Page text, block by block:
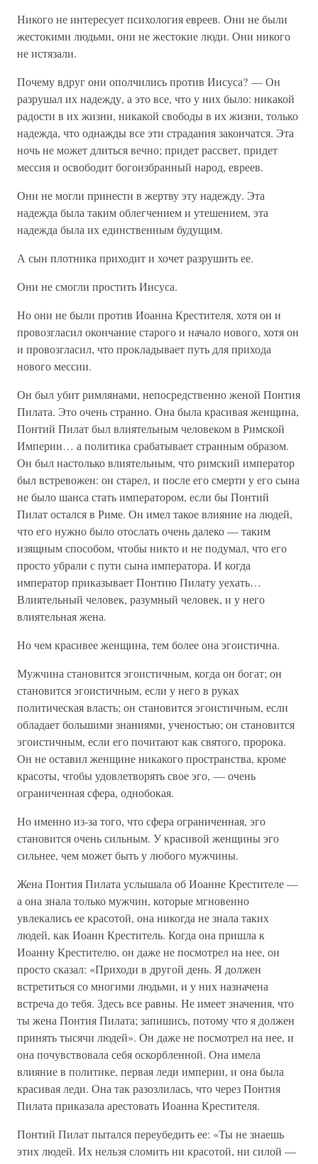
Никого не интересует психология евреев. Они не были
жестокими людьми, они не жестокие люди. Они никого
не истязали.
Почему вдруг они ополчились против Иисуса? — Он
разрушал их надежду, а это все, что у них было: никакой
радости в их жизни, никакой свободы в их жизни, только
надежда, что однажды все эти страдания закончатся. Эта
ночь не может длиться вечно; придет рассвет, придет
мессия и освободит богоизбранный народ, евреев.
Они не могли принести в жертву эту надежду. Эта
надежда была таким облегчением и утешением, эта
надежда была их единственным будущим.
А сын плотника приходит и хочет разрушить ее.
Они не смогли простить Иисуса.
Но они не были против Иоанна Крестителя, хотя он и
провозгласил окончание старого и начало нового, хотя он
и провозгласил, что прокладывает путь для прихода
нового мессии.
Он был убит римлянами, непосредственно женой Понтия
Пилата. Это очень странно. Она была красивая женщина,
Понтий Пилат был влиятельным человеком в Римской
Империи… а политика срабатывает странным образом.
Он был настолько влиятельным, что римский император
был встревожен: он старел, и после его смерти у его сына
не было шанса стать императором, если бы Понтий
Пилат остался в Риме. Он имел такое влияние на людей,
что его нужно было отослать очень далеко — таким
изящным способом, чтобы никто и не подумал, что его
просто убрали с пути сына императора. И когда
император приказывает Понтию Пилату уехать…
Влиятельный человек, разумный человек, и у него
влиятельная жена.
Но чем красивее женщина, тем более она эгоистична.
Мужчина становится эгоистичным, когда он богат; он
становится эгоистичным, если у него в руках
политическая власть; он становится эгоистичным, если
обладает большими знаниями, ученостью; он становится
эгоистичным, если его почитают как святого, пророка.
Он не оставил женщине никакого пространства, кроме
красоты, чтобы удовлетворять свое эго, — очень
ограниченная сфера, однобокая.
Но именно из-за того, что сфера ограниченная, эго
становится очень сильным. У красивой женщины эго
сильнее, чем может быть у любого мужчины.
Жена Понтия Пилата услышала об Иоанне Крестителе —
а она знала только мужчин, которые мгновенно
увлекались ее красотой, она никогда не знала таких
людей, как Иоанн Креститель. Когда она пришла к
Иоанну Крестителю, он даже не посмотрел на нее, он
просто сказал: «Приходи в другой день. Я должен
встретиться со многими людьми, и у них назначена
встреча до тебя. Здесь все равны. Не имеет значения, что
ты жена Понтия Пилата; запишись, потому что я должен
принять тысячи людей». Он даже не посмотрел на нее, и
она почувствовала себя оскорбленной. Она имела
влияние в политике, первая леди империи, и она была
красивая леди. Она так разозлилась, что через Понтия
Пилата приказала арестовать Иоанна Крестителя.
Понтий Пилат пытался переубедить ее: «Ты не знаешь
этих людей. Их нельзя сломить ни красотой, ни силой —